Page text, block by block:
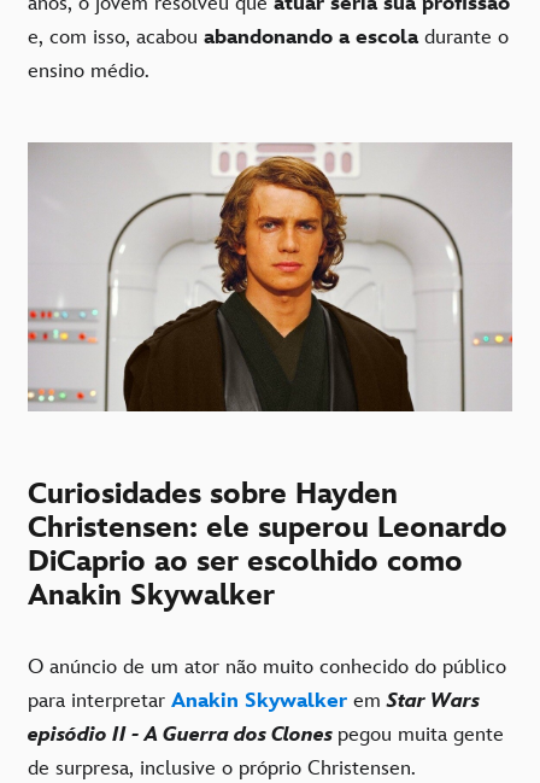
e, com isso, acabou abandonando a escola durante o
ensino médio.
Curiosidades sobre Hayden
Christensen: ele superou Leonardo
DiCaprio ao ser escolhido como
Anakin Skywalker
O anúncio de um ator não muito conhecido do público
para interpretar Anakin Skywalker emStar Wars
episódio II - A Guerra dos Clones pegou muita gente
de surpresa, inclusive o próprio Christensen.